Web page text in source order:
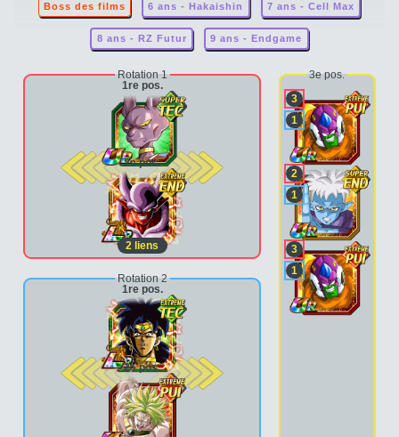
Boss des films 6 ans - Hakaishin 7 ans - Cell Max
8 ans - RZ Futur 9 ans - Endgame
Rotation 1
1re pos.
2e pos.
2 liens
Rotation 2
1re pos.
2e pos.
3e pos.
3
1
2
1
3
1